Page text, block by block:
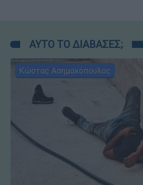
ΑΥΤΟ ΤΟ ΔΙΑΒΑΣΕΣ;
Κώστας Ασημακόπουλος